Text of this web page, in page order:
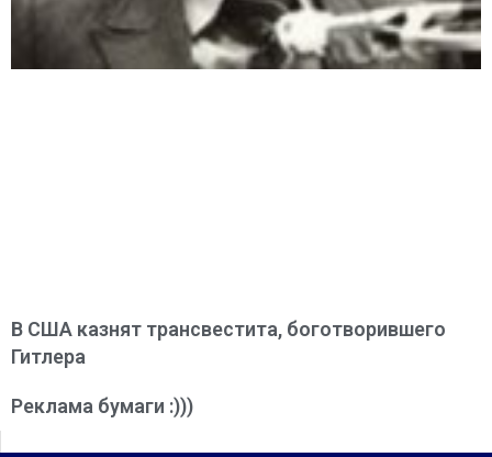
В США казнят трансвестита, боготворившего
Гитлера
Реклама бумаги :)))